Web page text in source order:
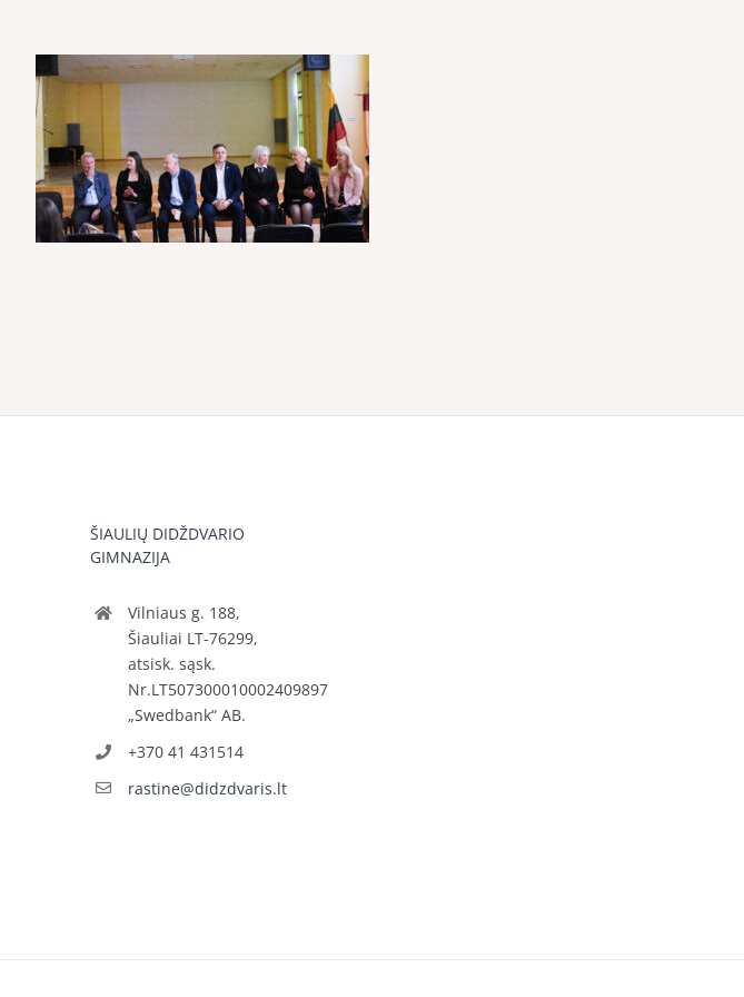
ŠIAULIŲ DIDŽDVARIO
GIMNAZIJA
Vilniaus g. 188,
Šiauliai LT-76299,
atsisk. sąsk.
Nr.LT507300010002409897
„Swedbank“ AB.
+370 41 431514
rastine@didzdvaris.lt